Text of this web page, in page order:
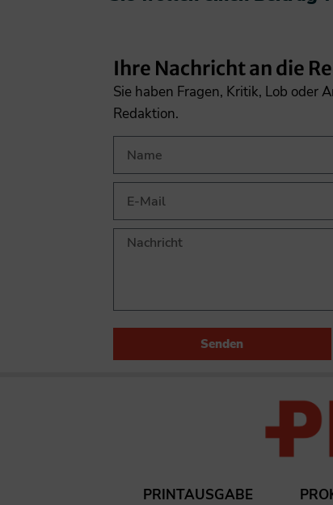
Ihre Nachricht an die
Sie haben Fragen, Kritik, Lob oder
Redaktion.
Senden
PRINTAUSGABE